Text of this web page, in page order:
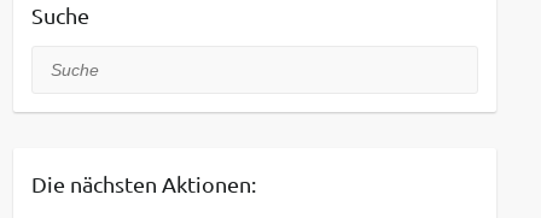
Suche
Suche
Die nächsten Aktionen: